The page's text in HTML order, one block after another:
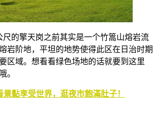
尺的擎天岗之前其实是一个竹篙山熔岩流
岩阶地，平坦的地势使得此区在日治时期
区域。想看看绿色场地的话就要到这里
。
景點享受世界，逛夜市飽滿肚子！